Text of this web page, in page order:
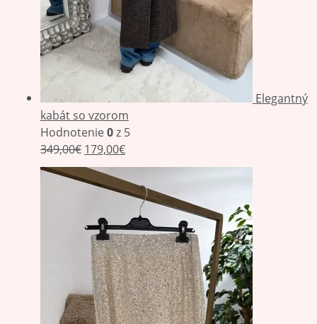
Elegantný
kabát so vzorom
Hodnotenie0z 5
349,00€ 179,00€